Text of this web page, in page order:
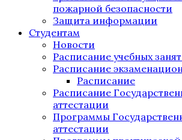
пожарной безопасности
Защита информации
Студентам
Новости
Расписание учебных
Расписание
Расписание
Расписание
аттестации
Программы
аттестации